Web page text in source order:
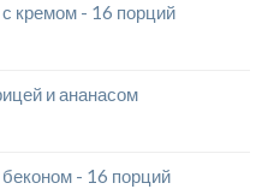
кремом - 16 порций
и ананасом
- 16 порций